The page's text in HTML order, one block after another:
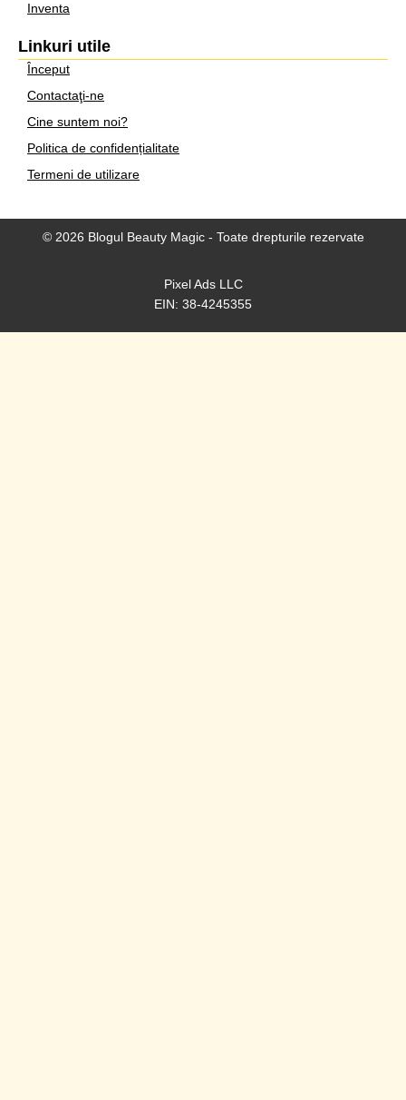
Inventa
Linkuri utile
Început
Contactaţi-ne
Cine suntem noi?
Politica de confidențialitate
Termeni de utilizare
© 2026 Blogul Beauty Magic - Toate drepturile rezervate
Pixel Ads LLC
EIN: 38-4245355